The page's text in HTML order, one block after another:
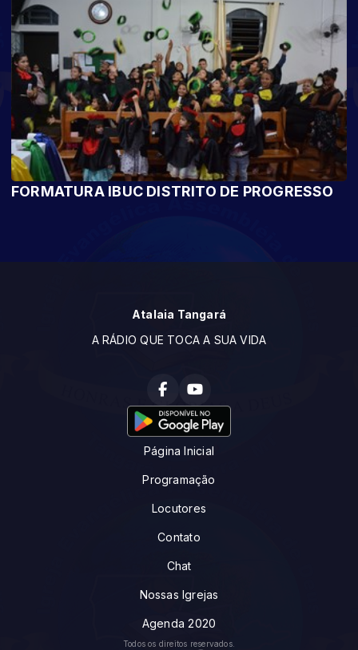
FORMATURA IBUC DISTRITO DE PROGRESSO
Atalaia Tangará
A RÁDIO QUE TOCA A SUA VIDA
Página Inicial
Programação
Locutores
Contato
Chat
Nossas Igrejas
Agenda 2020
Todos os direitos reservados.